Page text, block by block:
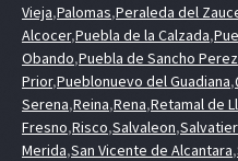
Vieja,Palomas,Peraleda del
Alcocer,Puebla de la Calzada,
Obando,Puebla de Sancho Perez
Prior,Pueblonuevo del Guadiana,
Serena,Reina,Rena,Retamal de
Fresno,Risco,Salvaleon,
Merida,San Vicente de Alcantara,